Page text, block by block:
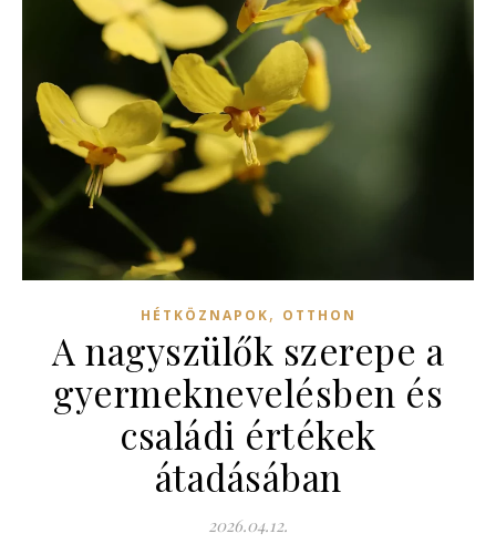
HÉTKÖZNAPOK, OTTHON
A nagyszülők szerepe a
gyermeknevelésben és
családi értékek
átadásában
2026.04.12.